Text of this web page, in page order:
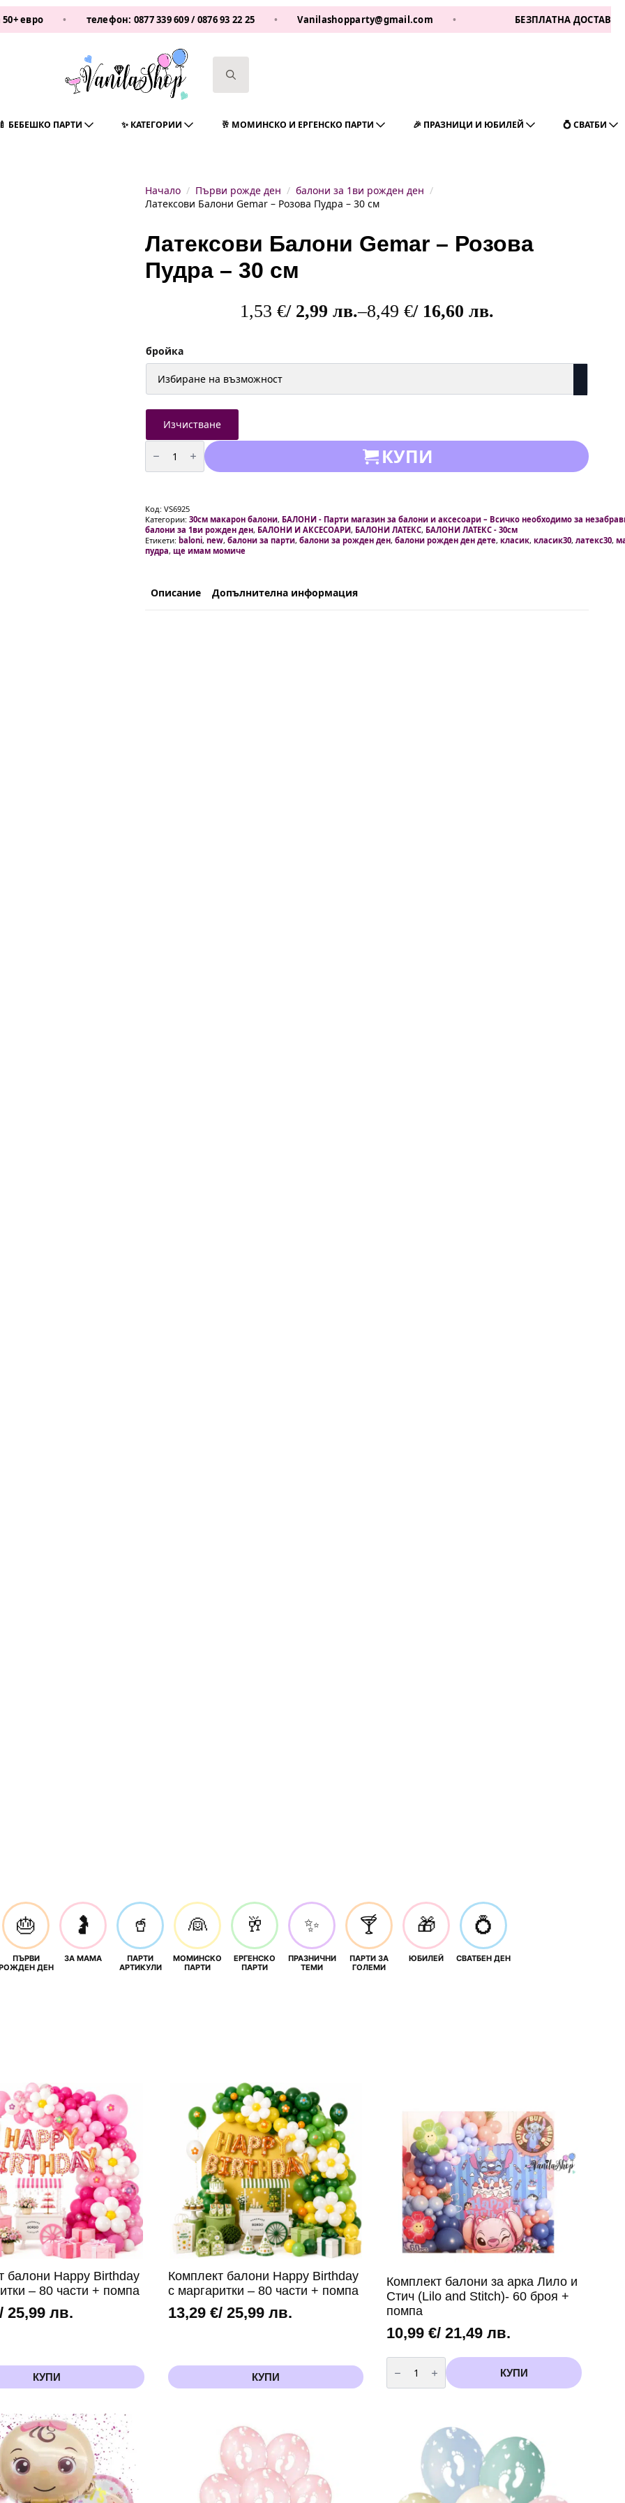
• телефон:0877 339 609/0876 93 22 25 • Vanilashopparty@gmail.com • БЕЗПЛАТНА ДОСТАВКА ЗА 1
🍼 БЕБЕШКО ПАРТИ ✨ КАТЕГОРИИ 🥂 МОМИНСКО И ЕРГЕНСКО ПАРТИ 🎉 ПРАЗНИЦИ И ЮБИЛЕЙ 💍 СВАТБИ
Начало Първи рожде ден
балони за 1ви рожден ден
Латексови Балони Gemar – Розова Пудра – 30 см
Латексови Балони Gemar – Розова
Пудра – 30 см
1,53 €/ 2,99 лв.–8,49 €/ 16,60 лв.
Price
1,53 €
/
/
бройка
Изчистване
количество
за
Латексови
Балони
Розова
Пудра
-
30
см
КУПИ
Код: VS6925
Категории: 30см макарон балони, БАЛОНИ - Парти магазин за балони и аксесоари – Всичко необходимо за
балони за 1ви рожден ден, БАЛОНИ И АКСЕСОАРИ, БАЛОНИ ЛАТЕКС, БАЛОНИ ЛАТЕКС - 30см
Етикети: baloni, new, балони за парти, балони за рожден ден, балони рожден ден дете, класик, класик30, латекс30,
пудра, ще имам момиче
Описание Допълнителна информация
🎂
ПЪРВИ
ДЕН
🤰
ЗА МАМА
🥤
ПАРТИ
АРТИКУЛИ
👰
МОМИНСКО
ПАРТИ
🥂
ЕРГЕНСКО
ПАРТИ
✨
ПРАЗНИЧНИ
ТЕМИ
🍸
ПАРТИ ЗА
ГОЛЕМИ
🎁
ЮБИЛЕЙ
💍
СВАТБЕН ДЕН
балони Happy Birthday
– 80 части + помпа
/ 25,99 лв.
КУПИ
Комплект балони Happy Birthday
с маргаритки – 80 части + помпа
13,29 €/ 25,99 лв.
КУПИ
Комплект балони за арка Лило и
Стич (Lilo and Stitch)- 60 броя +
помпа
10,99€/ 21,49 лв.
количество
за
Комплект
балони
КУПИ